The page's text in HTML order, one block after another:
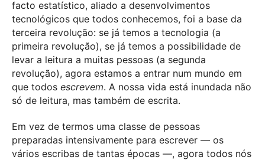
facto estatístico, aliado a desenvolvimentos
tecnológicos que todos conhecemos, foi a base da
terceira revolução: se já temos a tecnologia (a
primeira revolução), se já temos a possibilidade de
levar a leitura a muitas pessoas (a segunda
revolução), agora estamos a entrar num mundo em
que todos escrevem. A nossa vida está inundada não
só de leitura, mas também de escrita.
Em vez de termos uma classe de pessoas
preparadas intensivamente para escrever — os
vários escribas de tantas épocas —, agora todos nós